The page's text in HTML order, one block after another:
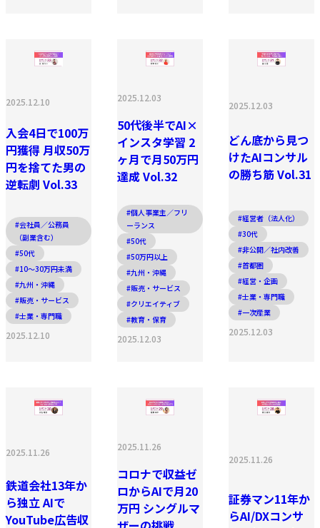
2025.12.10
入会4日で100万
円獲得 月収50万
円を捨てた男の
逆転劇 Vol.33
#会社員／公務員
（副業含む）
#50代
#10〜30万円未満
#九州・沖縄
#販売・サービス
#士業・専門職
2025.12.10
2025.12.03
50代後半でAI×
インスタ学習 2
ヶ月で月50万円
達成 Vol.32
#個人事業主／フリ
ーランス
#50代
#50万円以上
#九州・沖縄
#販売・サービス
#クリエイティブ
#教育・保育
2025.12.03
2025.12.03
どん底から見つ
けたAIコンサル
の勝ち筋 Vol.31
#経営者（法人化）
#30代
#非公開／社内改善
#首都圏
#経営・企画
#士業・専門職
#一次産業
2025.12.03
2025.11.26
鉄道会社13年か
ら独立 AIで
YouTube広告収
2025.11.26
コロナで収益ゼ
ロからAIで月20
万円 シングルマ
2025.11.26
証券マン11年か
らAI/DXコンサ